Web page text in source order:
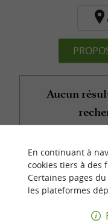
Aucun
En continuant à
cookies tiers à des
Certaines pages
les plateformes